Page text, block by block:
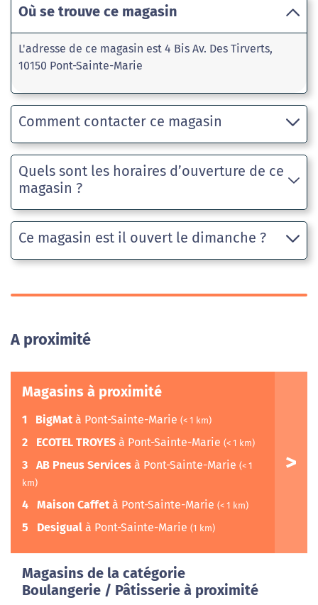
Où se trouve ce magasin
L'adresse de ce magasin est 4 Bis Av. Des Tirverts,
10150 Pont-Sainte-Marie
Comment contacter ce magasin
Quels sont les horaires d’ouverture de ce
magasin ?
Ce magasin est il ouvert le dimanche ?
A proximité
Magasins à proximité
1 BigMat à Pont-Sainte-Marie (< 1 km)
2 ECOTEL TROYES à Pont-Sainte-Marie (< 1 km)
3 AB Pneus Services à Pont-Sainte-Marie (< 1
km)
4 Maison Caffet à Pont-Sainte-Marie (< 1 km)
5 Desigual à Pont-Sainte-Marie (1 km)
Magasins de la catégorie
Boulangerie / Pâtisserie à proximité